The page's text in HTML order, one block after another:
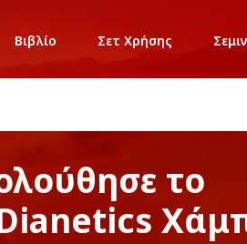
Βιβλίο Σετ Χρήσης
το